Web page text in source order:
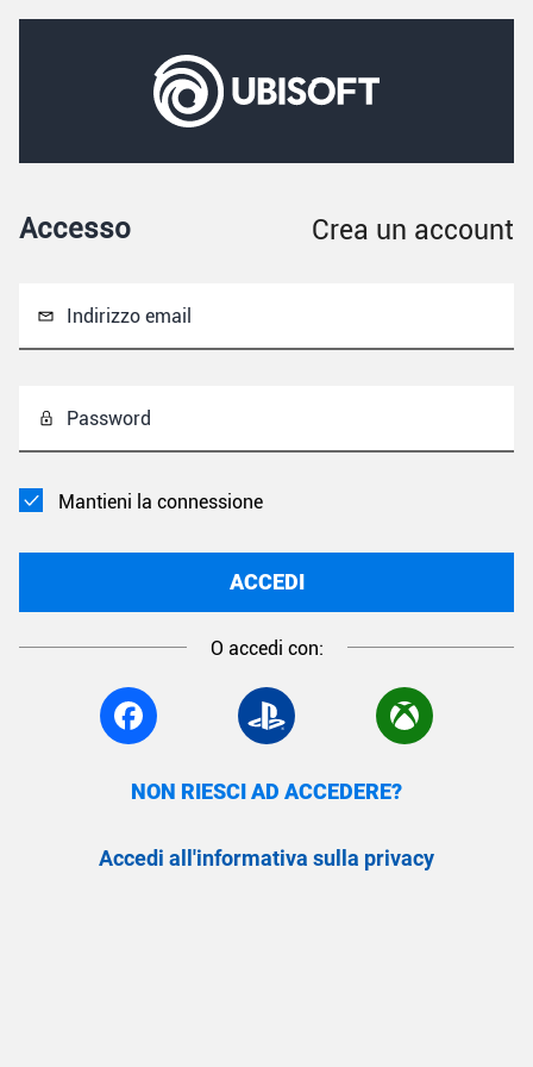
Accesso Crea un account
Indirizzo email
Password
Mantieni la connessione
ACCEDI
O accedi con:
NON RIESCI AD ACCEDERE?
Accedi all'informativa sulla privacy